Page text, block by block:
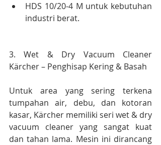
HDS 10/20-4 M untuk kebutuhan
industri berat.
3. Wet & Dry Vacuum Cleaner
Kärcher – Penghisap Kering & Basah
Untuk area yang sering terkena
tumpahan air, debu, dan kotoran
kasar, Kärcher memiliki seri wet & dry
vacuum cleaner yang sangat kuat
dan tahan lama. Mesin ini dirancang